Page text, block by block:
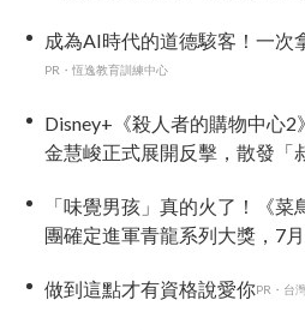
成為AI時代的道德駭客！一次
PR・恆逸教育訓練中心
Disney+《殺人者的購物中心2
金慧峻正式展開反擊，散發「
「味覺男孩」真的火了！《菜
團確定進軍青龍系列大獎，7
做到這點才有資格說愛你PR・台